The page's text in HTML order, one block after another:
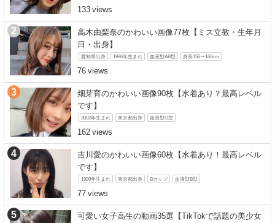
133
高木由梨奈のかわいい画像77枚【ミス立教・生年月
日・出身】
愛知県出身 1996年生まれ 血液型AB型 身長156〜160cm
76
畑芽育のかわいい画像90枚【水着あり？最高レベル
です】
2002年生まれ 東京都出身 血液型O型
162
吉川愛のかわいい画像60枚【水着あり！最高レベル
です】
1999年生まれ 東京都出身 Bカップ 血液型B型
77
可愛い女子高生の動画35選【TikTokで話題の美少女